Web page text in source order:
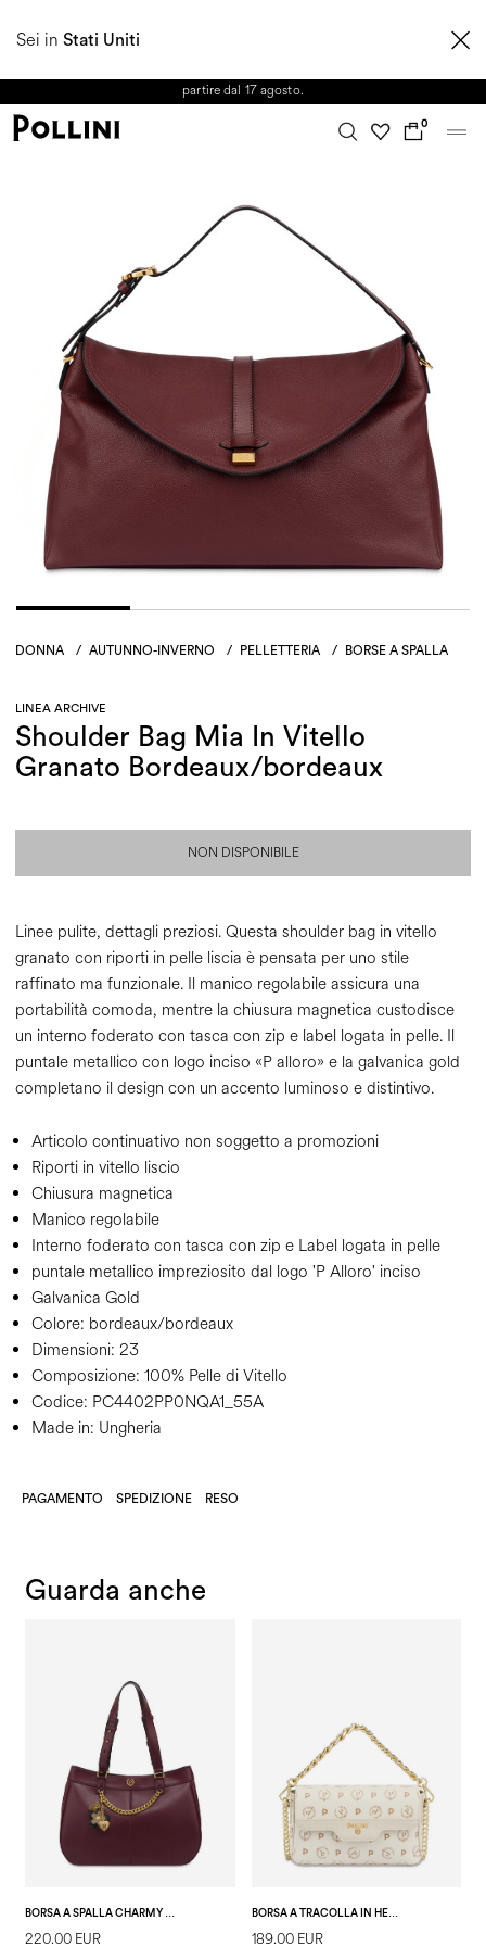
Sei in Stati Uniti
AUTUNNO/INVERNO 2026. Dall'8 al 16 agosto il Servizio Clienti non sarà
partire dal 17 agosto.
0
DONNA / AUTUNNO-INVERNO / PELLETTERIA / BORSE A SPALLA
LINEA ARCHIVE
Shoulder Bag Mia In Vitello
Granato Bordeaux/bordeaux
NON DISPONIBILE
Linee pulite, dettagli preziosi. Questa shoulder bag in vitello
granato con riporti in pelle liscia è pensata per uno stile
raffinato ma funzionale. Il manico regolabile assicura una
portabilità comoda, mentre la chiusura magnetica custodisce
un interno foderato con tasca con zip e label logata in pelle. Il
puntale metallico con logo inciso «P alloro» e la galvanica gold
completano il design con un accento luminoso e distintivo.
Articolo continuativo non soggetto a promozioni
Riporti in vitello liscio
Chiusura magnetica
Manico regolabile
Interno foderato con tasca con zip e Label logata in pelle
puntale metallico impreziosito dal logo 'P Alloro' inciso
Galvanica Gold
Colore: bordeaux/bordeaux
Dimensioni: 23
Composizione: 100% Pelle di Vitello
Codice: PC4402PP0NQA1_55A
Made in: Ungheria
PAGAMENTO SPEDIZIONE RESO
Guarda anche
BORSA A SPALLA CHARMY IN PU E HERITAGE PVC BURGUNDY/NERO
220.00 EUR
BORSA A TRACOLLA IN HERITAGE LOGO AVORIO/AVORIO
189.00 EUR